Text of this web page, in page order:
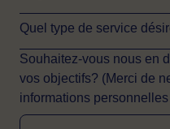
Quel type de service
Souhaitez-vous nous en
vos objectifs? (Merci de
informations